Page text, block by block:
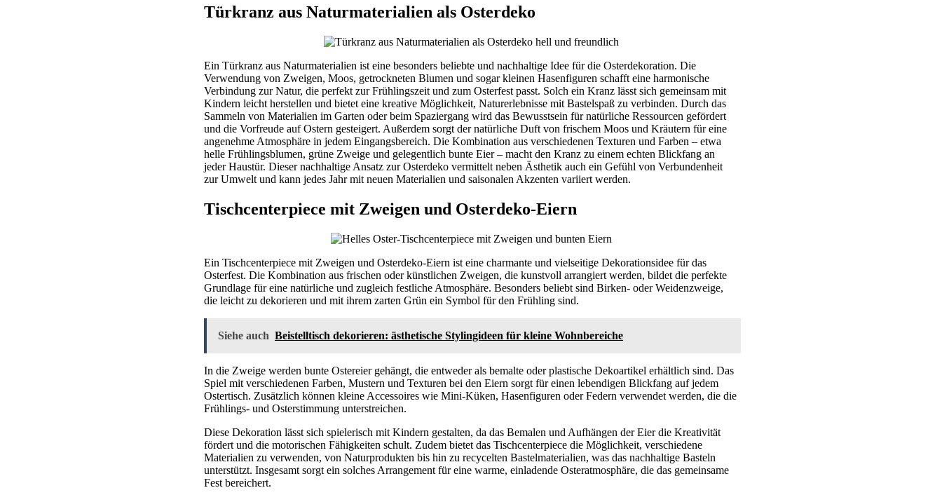
Türkranz aus Naturmaterialien als Osterdeko
Ein Türkranz aus Naturmaterialien ist eine besonders beliebte und nachhaltige Idee für die Osterdekoration. Die
Verwendung von Zweigen, Moos, getrockneten Blumen und sogar kleinen Hasenfiguren schafft eine harmonische
Verbindung zur Natur, die perfekt zur Frühlingszeit und zum Osterfest passt. Solch ein Kranz lässt sich gemeinsam mit
Kindern leicht herstellen und bietet eine kreative Möglichkeit, Naturerlebnisse mit Bastelspaß zu verbinden. Durch das
Sammeln von Materialien im Garten oder beim Spaziergang wird das Bewusstsein für natürliche Ressourcen gefördert
und die Vorfreude auf Ostern gesteigert. Außerdem sorgt der natürliche Duft von frischem Moos und Kräutern für eine
angenehme Atmosphäre in jedem Eingangsbereich. Die Kombination aus verschiedenen Texturen und Farben – etwa
helle Frühlingsblumen, grüne Zweige und gelegentlich bunte Eier – macht den Kranz zu einem echten Blickfang an
jeder Haustür. Dieser nachhaltige Ansatz zur Osterdeko vermittelt neben Ästhetik auch ein Gefühl von Verbundenheit
zur Umwelt und kann jedes Jahr mit neuen Materialien und saisonalen Akzenten variiert werden.
Tischcenterpiece mit Zweigen und Osterdeko-Eiern
Ein Tischcenterpiece mit Zweigen und Osterdeko-Eiern ist eine charmante und vielseitige Dekorationsidee für das
Osterfest. Die Kombination aus frischen oder künstlichen Zweigen, die kunstvoll arrangiert werden, bildet die perfekte
Grundlage für eine natürliche und zugleich festliche Atmosphäre. Besonders beliebt sind Birken- oder Weidenzweige,
die leicht zu dekorieren und mit ihrem zarten Grün ein Symbol für den Frühling sind.
Siehe auch Beistelltisch dekorieren: ästhetische Stylingideen für kleine Wohnbereiche
In die Zweige werden bunte Ostereier gehängt, die entweder als bemalte oder plastische Dekoartikel erhältlich sind. Das
Spiel mit verschiedenen Farben, Mustern und Texturen bei den Eiern sorgt für einen lebendigen Blickfang auf jedem
Ostertisch. Zusätzlich können kleine Accessoires wie Mini-Küken, Hasenfiguren oder Federn verwendet werden, die die
Frühlings- und Osterstimmung unterstreichen.
Diese Dekoration lässt sich spielerisch mit Kindern gestalten, da das Bemalen und Aufhängen der Eier die Kreativität
fördert und die motorischen Fähigkeiten schult. Zudem bietet das Tischcenterpiece die Möglichkeit, verschiedene
Materialien zu verwenden, von Naturprodukten bis hin zu recycelten Bastelmaterialien, was das nachhaltige Basteln
unterstützt. Insgesamt sorgt ein solches Arrangement für eine warme, einladende Osteratmosphäre, die das gemeinsame
Fest bereichert.